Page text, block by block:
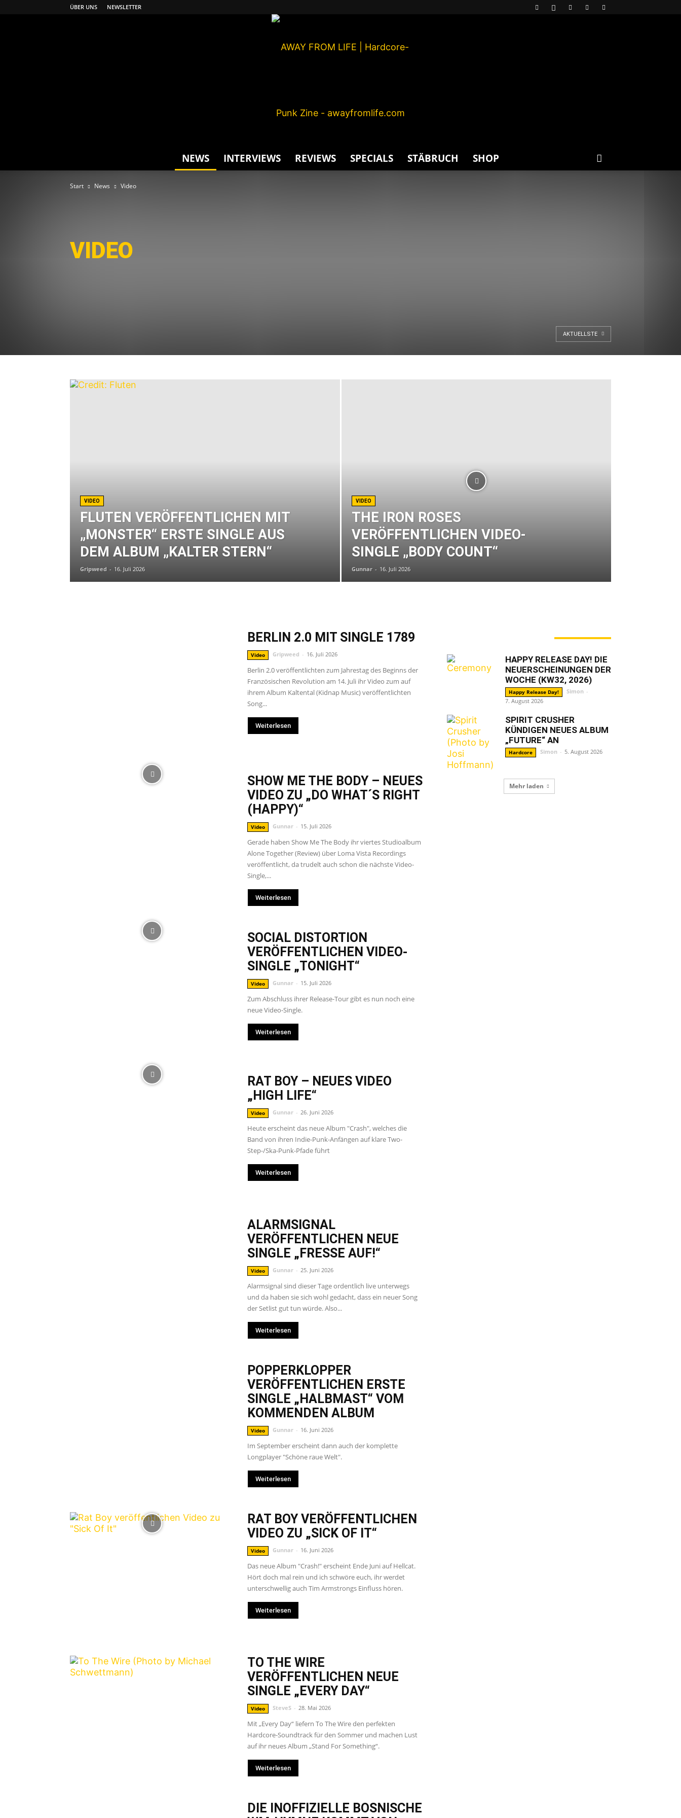
ÜBER UNS NEWSLETTER
NEWS INTERVIEWS REVIEWS SPECIALS STÄBRUCH SHOP
Start News Video
VIDEO
AKTUELLSTE
VIDEO
FLUTEN VERÖFFENTLICHEN MIT
„MONSTER“ ERSTE SINGLE AUS
DEM ALBUM „KALTER STERN“
Gripweed - 16. Juli 2026
VIDEO
THE IRON ROSES
VERÖFFENTLICHEN VIDEO-
SINGLE „BODY COUNT“
Gunnar - 16. Juli 2026
BERLIN 2.0 MIT SINGLE 1789
Video Gripweed - 16. Juli 2026
Berlin 2.0 veröffentlichten zum Jahrestag des Beginns der
Französischen Revolution am 14. Juli ihr Video zum auf
ihrem Album Kaltental (Kidnap Music) veröffentlichten
Song...
Weiterlesen
SHOW ME THE BODY – NEUES
VIDEO ZU „DO WHAT´S RIGHT
(HAPPY)“
Video Gunnar - 15. Juli 2026
Gerade haben Show Me The Body ihr viertes Studioalbum
Alone Together (Review) über Loma Vista Recordings
veröffentlicht, da trudelt auch schon die nächste Video-
Single,...
Weiterlesen
SOCIAL DISTORTION
VERÖFFENTLICHEN VIDEO-
SINGLE „TONIGHT“
Video Gunnar - 15. Juli 2026
Zum Abschluss ihrer Release-Tour gibt es nun noch eine
neue Video-Single.
Weiterlesen
RAT BOY – NEUES VIDEO
„HIGH LIFE“
Video Gunnar - 26. Juni 2026
Heute erscheint das neue Album "Crash", welches die
Band von ihren Indie-Punk-Anfängen auf klare Two-
Step-/Ska-Punk-Pfade führt
Weiterlesen
ALARMSIGNAL
VERÖFFENTLICHEN NEUE
SINGLE „FRESSE AUF!“
Video Gunnar - 25. Juni 2026
Alarmsignal sind dieser Tage ordentlich live unterwegs
und da haben sie sich wohl gedacht, dass ein neuer Song
der Setlist gut tun würde. Also...
Weiterlesen
POPPERKLOPPER
VERÖFFENTLICHEN ERSTE
SINGLE „HALBMAST“ VOM
KOMMENDEN ALBUM
Video Gunnar - 16. Juni 2026
Im September erscheint dann auch der komplette
Longplayer "Schöne raue Welt".
Weiterlesen
RAT BOY VERÖFFENTLICHEN
VIDEO ZU „SICK OF IT“
Video Gunnar - 16. Juni 2026
Das neue Album "Crash!" erscheint Ende Juni auf Hellcat.
Hört doch mal rein und ich schwöre euch, ihr werdet
unterschwellig auch Tim Armstrongs Einfluss hören.
Weiterlesen
TO THE WIRE
VERÖFFENTLICHEN NEUE
SINGLE „EVERY DAY“
Video SteveS - 28. Mai 2026
Mit „Every Day“ liefern To The Wire den perfekten
Hardcore-Soundtrack für den Sommer und machen Lust
auf ihr neues Album „Stand For Something“.
Weiterlesen
DIE INOFFIZIELLE BOSNISCHE
HAPPY RELEASE DAY! DIE
NEUERSCHEINUNGEN DER
WOCHE (KW32, 2026)
Happy Release Day! Simon -
7. August 2026
SPIRIT CRUSHER
KÜNDIGEN NEUES ALBUM
„FUTURE“ AN
Hardcore Simon - 5. August 2026
Mehr laden